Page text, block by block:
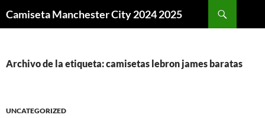
Camiseta Manchester City 2024 2025
Archivo de la etiqueta: camisetas lebron james baratas
UNCATEGORIZED